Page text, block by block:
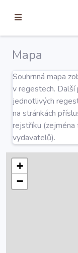
Úvod
Edice
Regesty
Hledat
Mapa
Souhrnná mapa
v regestech. Další
jednotlivých
na stránkách
rejstříku (zejména
vydavatelů).
+
−